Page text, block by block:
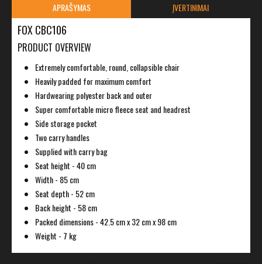
APRAŠYMAS ĮVERTINIMAI
FOX CBC106
PRODUCT OVERVIEW
Extremely comfortable, round, collapsible chair
Heavily padded for maximum comfort
Hardwearing polyester back and outer
Super comfortable micro fleece seat and headrest
Side storage pocket
Two carry handles
Supplied with carry bag
Seat height - 40 cm
Width - 85 cm
Seat depth - 52 cm
Back height - 58 cm
Packed dimensions - 42.5 cm x 32 cm x 98 cm
Weight - 7 kg